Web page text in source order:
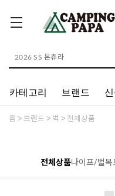
카테고리 브랜드
홈 브랜드 벅 전체상품
전체상품나이프/벌